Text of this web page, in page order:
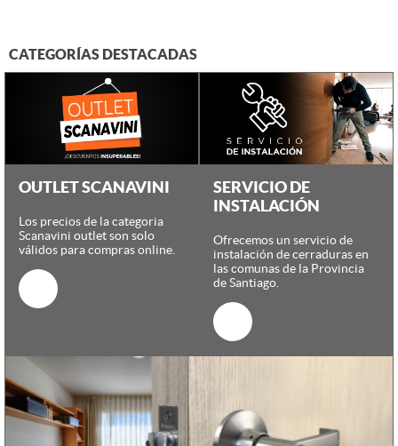
CATEGORÍAS DESTACADAS
OUTLET SCANAVINI
Los precios de la categoria
Scanavini outlet son solo
válidos para compras online.
SERVICIO DE
INSTALACIÓN
Ofrecemos un servicio de
instalación de cerraduras en
las comunas de la Provincia
de Santiago.